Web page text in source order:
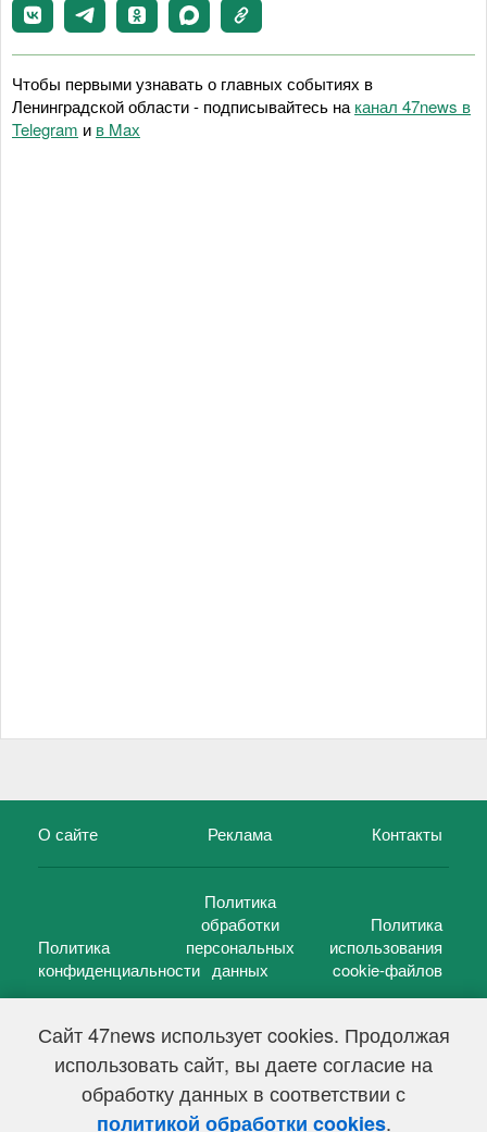
Сайт 47news использует cookies. Продолжая
использовать сайт, вы даете согласие на
обработку данных в соответствии с
политикой обработки cookies.
Чтобы первыми узнавать о главных событиях в
Ленинградской области - подписывайтесь на канал 47news в
Telegram и в Maх
О сайте Реклама Контакты
Политика
конфиденциальности
Политика
обработки
персональных
данных
Политика
использования
cookie-файлов
47 новостей (47 news)2005 — 2026 г.
Свидетельство о регистрации СМИ Эл № ФС 77-39848, выдано
Федеральной службой по надзору в сфере связи,